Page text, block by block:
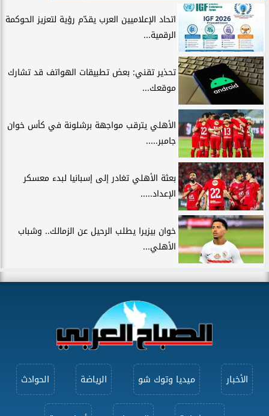
اتحاد الإعلاميين العرب يقدّم رؤية لتعزيز الحوكمة
الرقمية...
تحذير تقني: بعض تطبيقات الهواتف قد تشارك
موقعك...
الأهلي يترقب مواجهة برشلونة في كأس خوان
جامبر.....
بعثة الأهلي تغادر إلى إسبانيا لبدء معسكر
الإعداد.....
خوان بيزيرا يطلب الرحيل عن الزمالك.. وشباب
الأهلي...
الأخبار ميديا وتوك شو الرياضة الحوادث